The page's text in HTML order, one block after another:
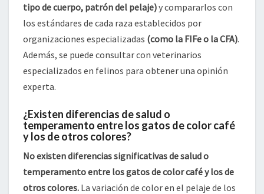
tipo de cuerpo, patrón del pelaje)y compararlos con
los estándares de cada raza establecidos por
organizaciones especializadas (como la FIFe o la CFA).
Además, se puede consultar con veterinarios
especializados en felinos para obtener una opinión
experta.
¿Existen diferencias de salud o
temperamento entre los gatos de color café
y los de otros colores?
No existen diferencias significativas de salud o
temperamento entre los gatos de color café y los de
otros colores. La variación de color en el pelaje de los